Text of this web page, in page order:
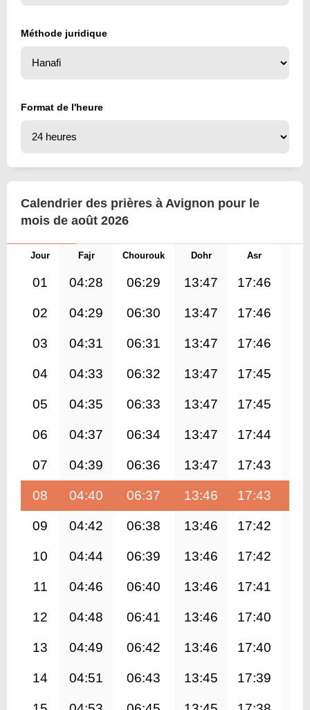
Méthode juridique
Format de l'heure
Calendrier des prières à Avignon pour le
mois de août 2026
Jour Fajr Chourouk Dohr Asr
01 04:28 06:29 13:47 17:46
02 04:29 06:30 13:47 17:46
03 04:31 06:31 13:47 17:46
04 04:33 06:32 13:47 17:45
05 04:35 06:33 13:47 17:45
06 04:37 06:34 13:47 17:44
07 04:39 06:36 13:47 17:43
08 04:40 06:37 13:46 17:43
09 04:42 06:38 13:46 17:42
10 04:44 06:39 13:46 17:42
11 04:46 06:40 13:46 17:41
12 04:48 06:41 13:46 17:40
13 04:49 06:42 13:46 17:40
14 04:51 06:43 13:45 17:39